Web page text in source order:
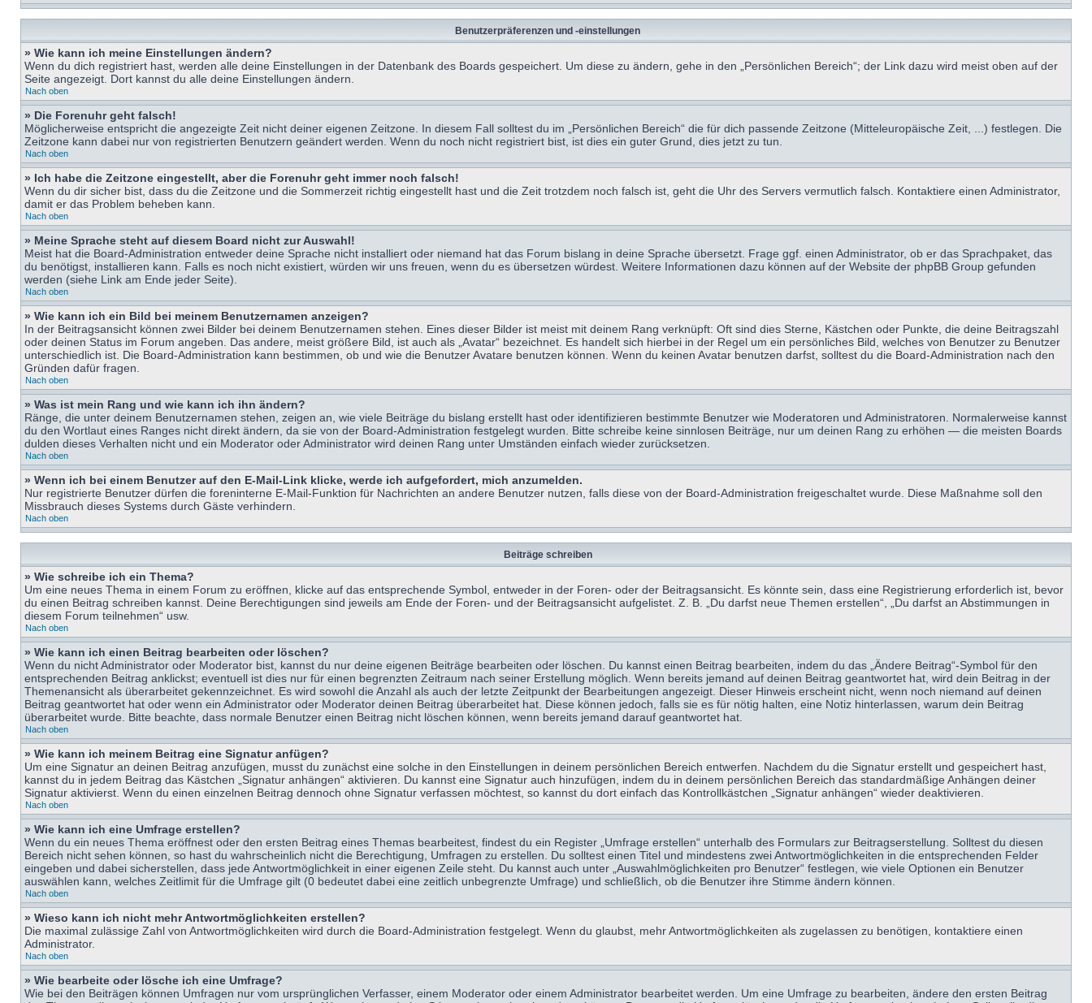
Benutzerpräferenzen und -einstellungen
» Wie kann ich meine Einstellungen ändern?
Wenn du dich registriert hast, werden alle deine Einstellungen in der Datenbank des Boards gespeichert. Um diese zu ändern, gehe in den „Persönlichen Bereich“; der Link dazu wird meist oben auf der
Seite angezeigt. Dort kannst du alle deine Einstellungen ändern.
Nach oben
» Die Forenuhr geht falsch!
Möglicherweise entspricht die angezeigte Zeit nicht deiner eigenen Zeitzone. In diesem Fall solltest du im „Persönlichen Bereich“ die für dich passende Zeitzone (Mitteleuropäische Zeit, ...) festlegen. Die
Zeitzone kann dabei nur von registrierten Benutzern geändert werden. Wenn du noch nicht registriert bist, ist dies ein guter Grund, dies jetzt zu tun.
Nach oben
» Ich habe die Zeitzone eingestellt, aber die Forenuhr geht immer noch falsch!
Wenn du dir sicher bist, dass du die Zeitzone und die Sommerzeit richtig eingestellt hast und die Zeit trotzdem noch falsch ist, geht die Uhr des Servers vermutlich falsch. Kontaktiere einen Administrator,
damit er das Problem beheben kann.
Nach oben
» Meine Sprache steht auf diesem Board nicht zur Auswahl!
Meist hat die Board-Administration entweder deine Sprache nicht installiert oder niemand hat das Forum bislang in deine Sprache übersetzt. Frage ggf. einen Administrator, ob er das Sprachpaket, das
du benötigst, installieren kann. Falls es noch nicht existiert, würden wir uns freuen, wenn du es übersetzen würdest. Weitere Informationen dazu können auf der Website der phpBB Group gefunden
werden (siehe Link am Ende jeder Seite).
Nach oben
» Wie kann ich ein Bild bei meinem Benutzernamen anzeigen?
In der Beitragsansicht können zwei Bilder bei deinem Benutzernamen stehen. Eines dieser Bilder ist meist mit deinem Rang verknüpft: Oft sind dies Sterne, Kästchen oder Punkte, die deine Beitragszahl
oder deinen Status im Forum angeben. Das andere, meist größere Bild, ist auch als „Avatar“ bezeichnet. Es handelt sich hierbei in der Regel um ein persönliches Bild, welches von Benutzer zu Benutzer
unterschiedlich ist. Die Board-Administration kann bestimmen, ob und wie die Benutzer Avatare benutzen können. Wenn du keinen Avatar benutzen darfst, solltest du die Board-Administration nach den
Gründen dafür fragen.
Nach oben
» Was ist mein Rang und wie kann ich ihn ändern?
Ränge, die unter deinem Benutzernamen stehen, zeigen an, wie viele Beiträge du bislang erstellt hast oder identifizieren bestimmte Benutzer wie Moderatoren und Administratoren. Normalerweise kannst
du den Wortlaut eines Ranges nicht direkt ändern, da sie von der Board-Administration festgelegt wurden. Bitte schreibe keine sinnlosen Beiträge, nur um deinen Rang zu erhöhen — die meisten Boards
dulden dieses Verhalten nicht und ein Moderator oder Administrator wird deinen Rang unter Umständen einfach wieder zurücksetzen.
Nach oben
» Wenn ich bei einem Benutzer auf den E-Mail-Link klicke, werde ich aufgefordert, mich anzumelden.
Nur registrierte Benutzer dürfen die foreninterne E-Mail-Funktion für Nachrichten an andere Benutzer nutzen, falls diese von der Board-Administration freigeschaltet wurde. Diese Maßnahme soll den
Missbrauch dieses Systems durch Gäste verhindern.
Nach oben
Beiträge schreiben
» Wie schreibe ich ein Thema?
Um eine neues Thema in einem Forum zu eröffnen, klicke auf das entsprechende Symbol, entweder in der Foren- oder der Beitragsansicht. Es könnte sein, dass eine Registrierung erforderlich ist, bevor
du einen Beitrag schreiben kannst. Deine Berechtigungen sind jeweils am Ende der Foren- und der Beitragsansicht aufgelistet. Z. B. „Du darfst neue Themen erstellen“, „Du darfst an Abstimmungen in
diesem Forum teilnehmen“ usw.
Nach oben
» Wie kann ich einen Beitrag bearbeiten oder löschen?
Wenn du nicht Administrator oder Moderator bist, kannst du nur deine eigenen Beiträge bearbeiten oder löschen. Du kannst einen Beitrag bearbeiten, indem du das „Ändere Beitrag“-Symbol für den
entsprechenden Beitrag anklickst; eventuell ist dies nur für einen begrenzten Zeitraum nach seiner Erstellung möglich. Wenn bereits jemand auf deinen Beitrag geantwortet hat, wird dein Beitrag in der
Themenansicht als überarbeitet gekennzeichnet. Es wird sowohl die Anzahl als auch der letzte Zeitpunkt der Bearbeitungen angezeigt. Dieser Hinweis erscheint nicht, wenn noch niemand auf deinen
Beitrag geantwortet hat oder wenn ein Administrator oder Moderator deinen Beitrag überarbeitet hat. Diese können jedoch, falls sie es für nötig halten, eine Notiz hinterlassen, warum dein Beitrag
überarbeitet wurde. Bitte beachte, dass normale Benutzer einen Beitrag nicht löschen können, wenn bereits jemand darauf geantwortet hat.
Nach oben
» Wie kann ich meinem Beitrag eine Signatur anfügen?
Um eine Signatur an deinen Beitrag anzufügen, musst du zunächst eine solche in den Einstellungen in deinem persönlichen Bereich entwerfen. Nachdem du die Signatur erstellt und gespeichert hast,
kannst du in jedem Beitrag das Kästchen „Signatur anhängen“ aktivieren. Du kannst eine Signatur auch hinzufügen, indem du in deinem persönlichen Bereich das standardmäßige Anhängen deiner
Signatur aktivierst. Wenn du einen einzelnen Beitrag dennoch ohne Signatur verfassen möchtest, so kannst du dort einfach das Kontrollkästchen „Signatur anhängen“ wieder deaktivieren.
Nach oben
» Wie kann ich eine Umfrage erstellen?
Wenn du ein neues Thema eröffnest oder den ersten Beitrag eines Themas bearbeitest, findest du ein Register „Umfrage erstellen“ unterhalb des Formulars zur Beitragserstellung. Solltest du diesen
Bereich nicht sehen können, so hast du wahrscheinlich nicht die Berechtigung, Umfragen zu erstellen. Du solltest einen Titel und mindestens zwei Antwortmöglichkeiten in die entsprechenden Felder
eingeben und dabei sicherstellen, dass jede Antwortmöglichkeit in einer eigenen Zeile steht. Du kannst auch unter „Auswahlmöglichkeiten pro Benutzer“ festlegen, wie viele Optionen ein Benutzer
auswählen kann, welches Zeitlimit für die Umfrage gilt (0 bedeutet dabei eine zeitlich unbegrenzte Umfrage) und schließlich, ob die Benutzer ihre Stimme ändern können.
Nach oben
» Wieso kann ich nicht mehr Antwortmöglichkeiten erstellen?
Die maximal zulässige Zahl von Antwortmöglichkeiten wird durch die Board-Administration festgelegt. Wenn du glaubst, mehr Antwortmöglichkeiten als zugelassen zu benötigen, kontaktiere einen
Administrator.
Nach oben
» Wie bearbeite oder lösche ich eine Umfrage?
Wie bei den Beiträgen können Umfragen nur vom ursprünglichen Verfasser, einem Moderator oder einem Administrator bearbeitet werden. Um eine Umfrage zu bearbeiten, ändere den ersten Beitrag